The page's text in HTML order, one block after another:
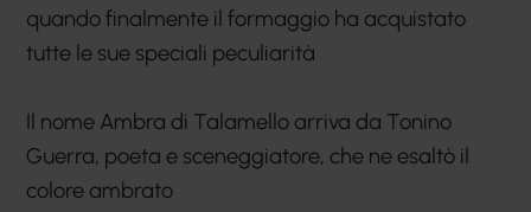
quando finalmente il formaggio ha acquistato
tutte le sue speciali peculiarità
Il nome Ambra di Talamello arriva da Tonino
Guerra, poeta e sceneggiatore, che ne esaltò il
colore ambrato